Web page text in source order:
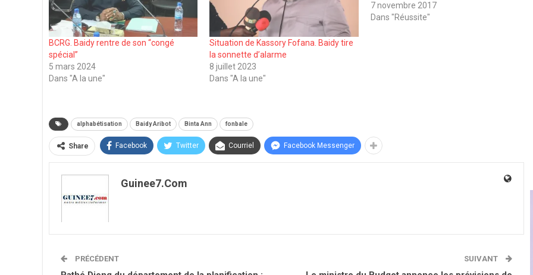
BCRG. Baidy rentre de son ‘‘congé
spécial’’
5 mars 2024
Dans "A la une"
Situation de Kassory Fofana. Baidy tire
la sonnette d’alarme
8 juillet 2023
Dans "A la une"
7 novembre 2017
Dans "Réussite"
alphabétisation Baidy Aribot Binta Ann fonbale
Share Facebook Twitter Courriel Facebook Messenger
Guinee7.com
PRÉCÉDENT SUIVANT